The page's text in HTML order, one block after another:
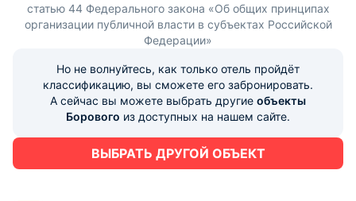
статью 44 Федерального закона «Об общих принципах
организации публичной власти в субъектах Российской
Федерации»
Но не волнуйтесь, как только отель пройдёт
классификацию, вы сможете его забронировать.
А сейчас вы можете выбрать другие объекты
Борового из доступных на нашем сайте.
ВЫБРАТЬ ДРУГОЙ ОБЪЕКТ